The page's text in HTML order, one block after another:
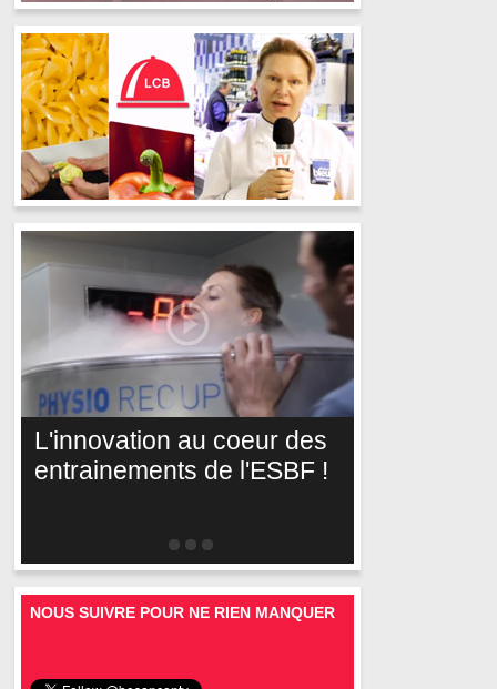
L'innovation au coeur des
entrainements de l'ESBF !
NOUS SUIVRE POUR NE RIEN MANQUER